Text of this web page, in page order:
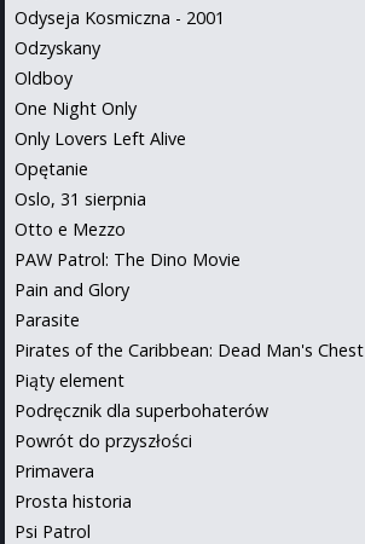
Odyseja Kosmiczna - 2001
Odzyskany
Oldboy
One Night Only
Only Lovers Left Alive
Opętanie
Oslo, 31 sierpnia
Otto e Mezzo
PAW Patrol: The Dino Movie
Pain and Glory
Parasite
Pirates of the Caribbean: Dead Man's Chest
Piąty element
Podręcznik dla superbohaterów
Powrót do przyszłości
Primavera
Prosta historia
Psi Patrol